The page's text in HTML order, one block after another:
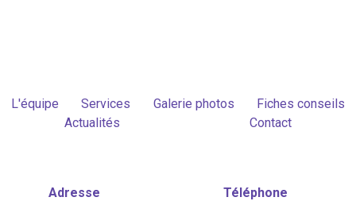
L'équipe Services Galerie photos
Fiches conseils
Actualités
Contact
Adresse Téléphone